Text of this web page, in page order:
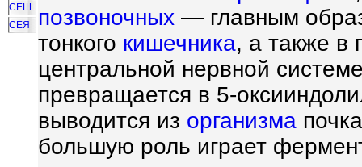
СЕШ
СЕЯ
позвоночных — главным
тонкого кишечника, а также в
центральной нервной
превращается в 5-
выводится из организма
большую роль играет